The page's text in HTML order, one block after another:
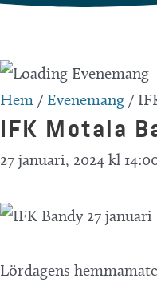
Hoppa
innehåll
Hem /Evenemang /
IFK Motala
27 januari, 2024 kl
Lördagens